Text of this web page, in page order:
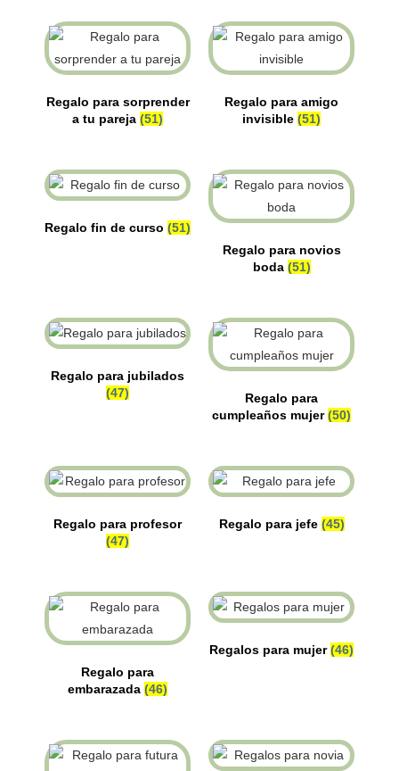
Regalo para sorprender
a tu pareja (51)
Regalo para amigo
invisible (51)
Regalo fin de curso (51)
Regalo para novios
boda (51)
Regalo para jubilados
(47)
Regalo para
cumpleaños mujer(50)
Regalo para profesor
(47)
Regalo para jefe (45)
Regalo para
embarazada (46)
Regalos para mujer(46)